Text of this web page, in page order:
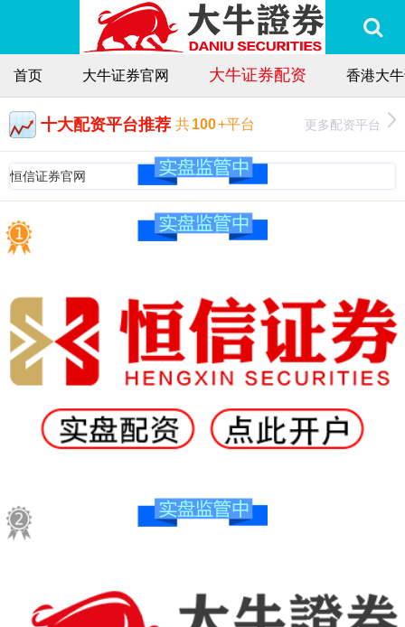
首页 大牛证券官网 大牛证券配资 香港大
十大配资平台推荐 共100+平台 更多配资平台
恒信证券官网